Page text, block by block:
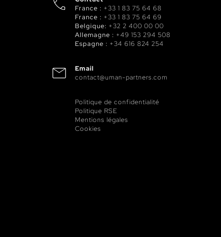
France : +33 1 83 75 64 68
France : +33 1 83 75 64 69
Belgique: +32 2 400 00 00
Allemagne : +49 153 294 508
Espagne : +34 616 824 254
Email
contact@uman-partners.com
Politique de confidentialité
Politique RSE
Mentions légales
Cookies